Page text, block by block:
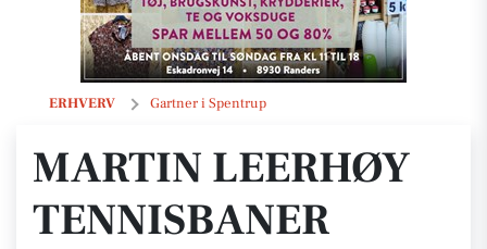
ERHVERV Gartner i Spentrup
Martin leerhøy tennisbaner
MARTIN LEERHØY
TENNISBANER